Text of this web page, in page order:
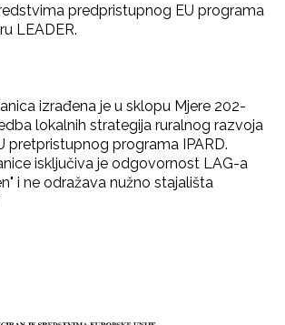
predpristupnog EU programa
LEADER.
izrađena je u sklopu Mjere 202-
lokalnih strategija ruralnog razvoja
pretpristupnog programa IPARD.
isključiva je odgovornost LAG-a
i ne odražava nužno stajališta